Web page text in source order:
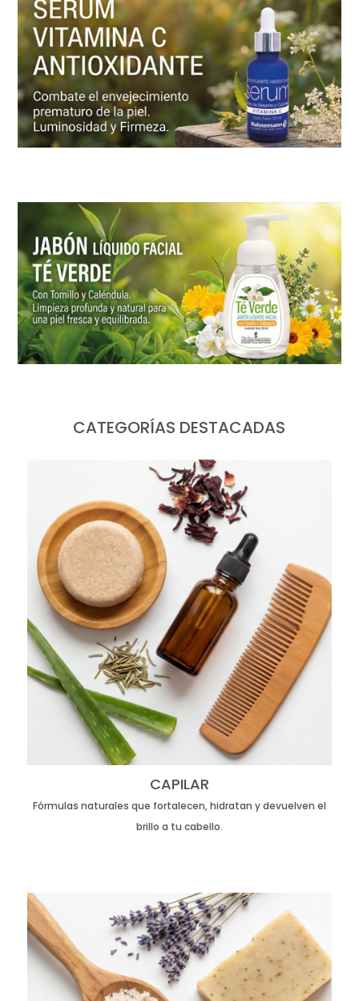
CATEGORÍAS DESTACADAS
CAPILAR
Fórmulas naturales que fortalecen, hidratan y devuelven el
brillo a tu cabello.